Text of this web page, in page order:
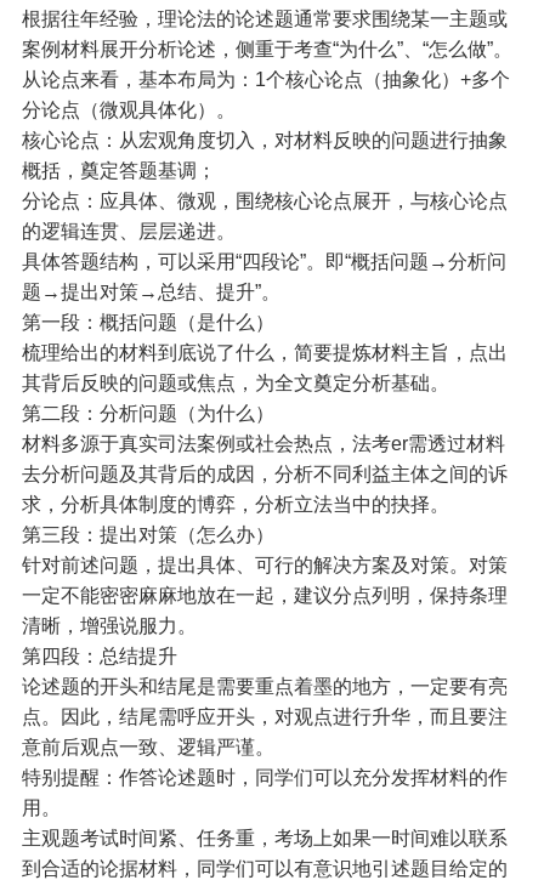
根据往年经验，理论法的论述题通常要求围绕某一主题或
案例材料展开分析论述，侧重于考查“为什么”、“怎么做”。
从论点来看，基本布局为：1个核心论点（抽象化）+多个
分论点（微观具体化）。
核心论点：从宏观角度切入，对材料反映的问题进行抽象
概括，奠定答题基调；
分论点：应具体、微观，围绕核心论点展开，与核心论点
的逻辑连贯、层层递进。
具体答题结构，可以采用“四段论”。即“概括问题→分析问
题→提出对策→总结、提升”。
第一段：概括问题（是什么）
梳理给出的材料到底说了什么，简要提炼材料主旨，点出
其背后反映的问题或焦点，为全文奠定分析基础。
第二段：分析问题（为什么）
材料多源于真实司法案例或社会热点，法考er需透过材料
去分析问题及其背后的成因，分析不同利益主体之间的诉
求，分析具体制度的博弈，分析立法当中的抉择。
第三段：提出对策（怎么办）
针对前述问题，提出具体、可行的解决方案及对策。对策
一定不能密密麻麻地放在一起，建议分点列明，保持条理
清晰，增强说服力。
第四段：总结提升
论述题的开头和结尾是需要重点着墨的地方，一定要有亮
点。因此，结尾需呼应开头，对观点进行升华，而且要注
意前后观点一致、逻辑严谨。
特别提醒：作答论述题时，同学们可以充分发挥材料的作
用。
主观题考试时间紧、任务重，考场上如果一时间难以联系
到合适的论据材料，同学们可以有意识地引述题目给定的